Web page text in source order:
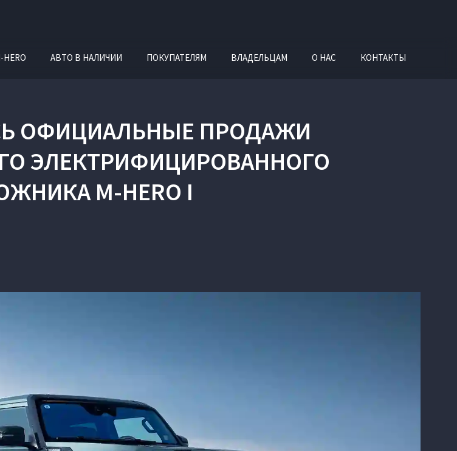
HERO АВТО В НАЛИЧИИ ПОКУПАТЕЛЯМ ВЛАДЕЛЬЦАМ О НАС КОНТАКТЫ
ОФИЦИАЛЬНЫЕ ПРОДАЖИ
ЭЛЕКТРИФИЦИРОВАННОГО
M‑HERO I